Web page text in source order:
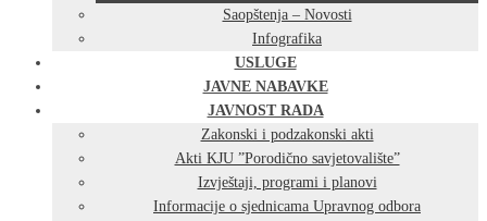
Saopštenja – Novosti
Infografika
USLUGE
JAVNE NABAVKE
JAVNOST RADA
Zakonski i podzakonski akti
Akti KJU ”Porodično savjetovalište”
Izvještaji, programi i planovi
Informacije o sjednicama Upravnog odbora